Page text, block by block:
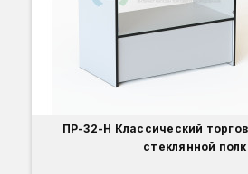
ПР-32-Н Классический
стеклянной